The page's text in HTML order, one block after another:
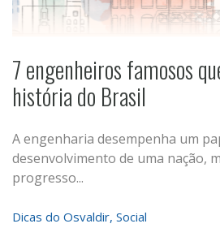
7 engenheiros famosos
história do Brasil
A engenharia desempenha um
desenvolvimento de uma nação,
progresso...
Dicas do Osvaldir Social